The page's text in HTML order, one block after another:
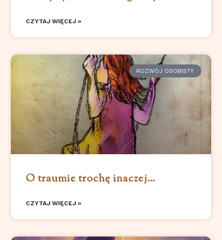
CZYTAJ WIĘCEJ »
ROZWÓJ OSOBISTY
O traumie trochę inaczej…
CZYTAJ WIĘCEJ »